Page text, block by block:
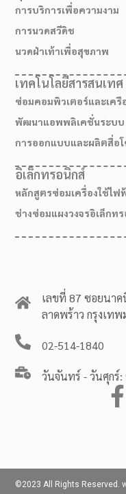
เลขที่ 87 ซอยนา
ลาดพร้าว กรุงเท
02-514-1840
วันจันทร์ - วันศุกร์:
การบริการเพื่อความงาม
การนวดสวีดิช
นวดฝ่าเท้าเพื่อสุขภาพ
เทคโนโลยีสารสนเทศ
ซ่อมคอมพิวเตอร์และเครื
พัฒนาแอพพลิเคชั่นระบบ
การออกแบบและผลิตสื่อ
อิเล็กทรอนิกส์
หลักสูตรซ่อมเครื่องใช้ไฟ
ช่างซ่อมแผงวงจรอิเล็กท
©2023 All Rights Reserved.